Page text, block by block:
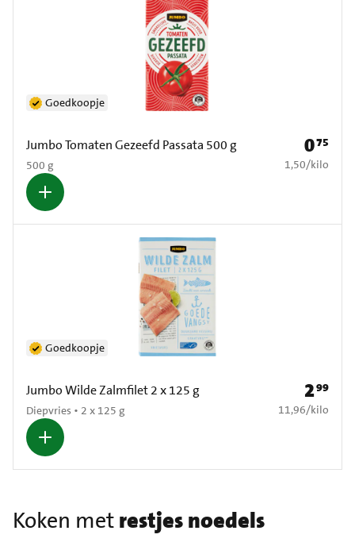
Jumbo Tomaten Gezeefd Passata 500 g
500 g
Goedkoopje
Prijs: €
075
€ 1,50 per kilo
1,50/kilo
Jumbo Wilde Zalmfilet 2 x 125 g
Diepvries • 2 x 125 g
Goedkoopje
Prijs: €
299
€ 11,96 per kilo
11,96/kilo
Koken metrestjes noedels